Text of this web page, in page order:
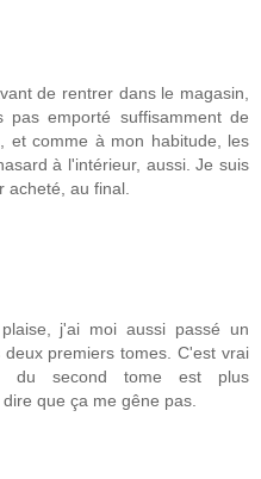
de rentrer dans le magasin,
emporté suffisamment de
et comme à mon habitude, les
à l'intérieur, aussi. Je suis
acheté, au final.
j'ai moi aussi passé un
premiers tomes. C'est vrai
du second tome est plus
que ça me gêne pas.